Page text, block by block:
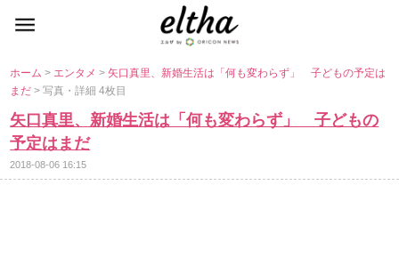
ホーム> エンタメ> 矢口真里、新婚生活は「何も変わらず」 子どもの予定は
まだ> 写真・詳細 4枚目
矢口真里、新婚生活は「何も変わらず」 子どもの
予定はまだ
2018-08-06 16:15